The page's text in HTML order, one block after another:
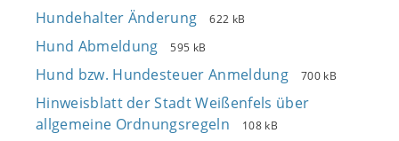
Hundehalter Änderung 622 kB
Hund Abmeldung 595 kB
Hund bzw. Hundesteuer Anmeldung 700 kB
Hinweisblatt der Stadt Weißenfels über
allgemeine Ordnungsregeln
108 kB